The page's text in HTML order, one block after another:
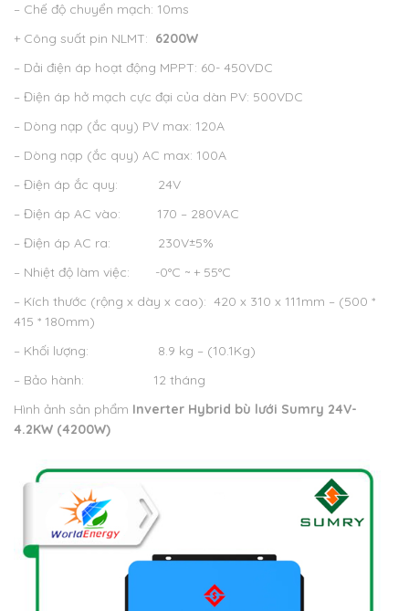
– Chế độ chuyển mạch: 10ms
+ Công suất pin NLMT: 6200W
– Dải điện áp hoạt động MPPT: 60- 450VDC
– Điện áp hở mạch cực đại của dàn PV: 500VDC
– Dòng nạp (ắc quy) PV max: 120A
– Dòng nạp (ắc quy) AC max: 100A
– Điện áp ắc quy: 24V
– Điện áp AC vào: 170 – 280VAC
– Điện áp AC ra: 230V±5%
– Nhiệt độ làm việc: -0°C ~ + 55°C
– Kích thước (rộng x dày x cao): 420 x 310 x 111mm – (500 *
415 * 180mm)
– Khối lượng: 8.9 kg – (10.1Kg)
– Bảo hành: 12 tháng
Hình ảnh sản phẩm Inverter Hybrid bù lưới Sumry 24V-
4.2KW (4200W)